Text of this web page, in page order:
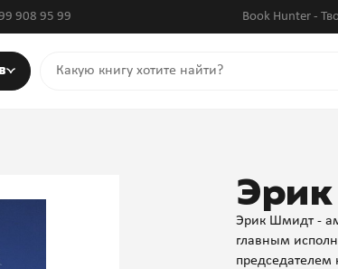
908 95 99 Book Hunter -
Эрик Шмидт -
главным